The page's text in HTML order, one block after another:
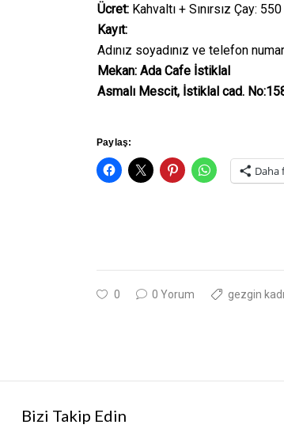
Ücret: Kahvaltı + Sınırsız Çay:
Kayıt:
Adınız soyadınız ve telefon
Mekan: Ada Cafe İstiklal
Asmalı Mescit, İstiklal cad.
Paylaş:
Daha
0 0 Yorum gezgin
Bizi Takip Edin